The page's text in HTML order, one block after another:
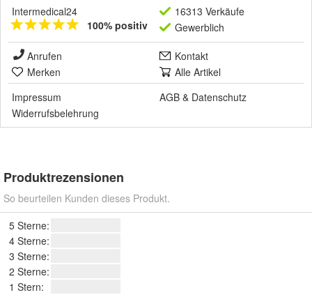
Intermedical24
100% positiv
16313 Verkäufe
Gewerblich
Anrufen
Kontakt
Merken
Alle Artikel
Impressum
AGB & Datenschutz
Widerrufsbelehrung
Produktrezensionen
So beurteilen Kunden dieses Produkt.
5 Sterne:
4 Sterne:
3 Sterne:
2 Sterne:
1 Stern: